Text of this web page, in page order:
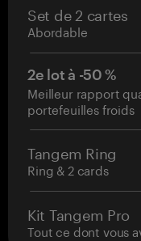
Set de 2 cartes
Abordable
2e lot à -50 %
Meilleur rapport
portefeuilles froids
Tangem Ring
Ring & 2 cards
Kit Tangem Pro
Tout ce dont vous